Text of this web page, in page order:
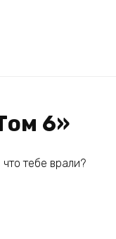
6»
тебе врали?